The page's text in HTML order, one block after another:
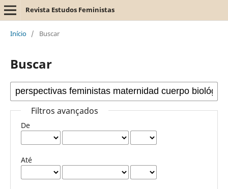
Revista Estudos Feministas
Início / Buscar
Buscar
Filtros avançados
De
Até